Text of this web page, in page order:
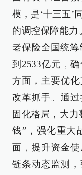
模，是‘十三五’
的调控保障能力
老保险全国统
到2533亿元，
方面，主要优
改革抓手。通
固化格局，大力
钱”，强化重大
面，提升资金
链条动态监测